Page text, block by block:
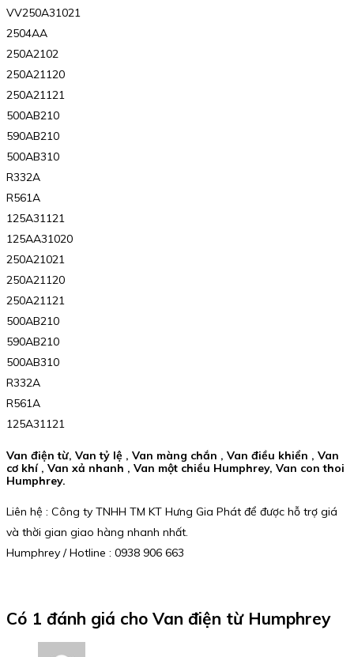
VV250A31021
2504AA
250A2102
250A21120
250A21121
500AB210
590AB210
500AB310
R332A
R561A
125A31121
125AA31020
250A21021
250A21120
250A21121
500AB210
590AB210
500AB310
R332A
R561A
125A31121
Van điện từ, Van tỷ lệ , Van màng chắn , Van điều khiển , Van
cơ khí , Van xả nhanh , Van một chiều Humphrey, Van con thoi
Humphrey.
Liên hệ : Công ty TNHH TM KT Hưng Gia Phát để được hỗ trợ giá
và thời gian giao hàng nhanh nhất.
Humphrey / Hotline : 0938 906 663
Có 1 đánh giá cho Van điện từ Humphrey